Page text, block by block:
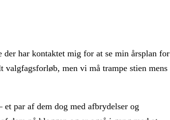
der har kontaktet mig for at se min årsplan for
men vi må trampe stien mens
par af dem dog med afbrydelser og